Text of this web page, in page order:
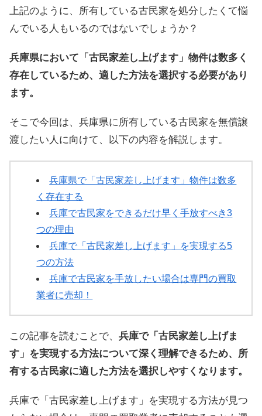
上記のように、所有している古民家を処分したくて悩
んでいる人もいるのではないでしょうか？
兵庫県において「古民家差し上げます」物件は数多く
存在しているため、適した方法を選択する必要があり
ます。
そこで今回は、兵庫県に所有している古民家を無償譲
渡したい人に向けて、以下の内容を解説します。
兵庫県で「古民家差し上げます」物件は数多
く存在する
兵庫で古民家をできるだけ早く手放すべき3
つの理由
兵庫で「古民家差し上げます」を実現する5
つの方法
兵庫で古民家を手放したい場合は専門の買取
業者に売却！
この記事を読むことで、 兵庫で「古民家差し上げま
す」を実現する方法について深く理解できるため、所
有する古民家に適した方法を選択しやすくなります。
兵庫で「古民家差し上げます」を実現する方法が見つ